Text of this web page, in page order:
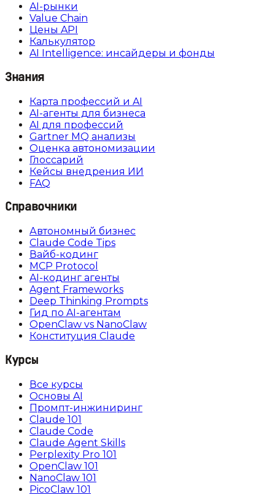
AI-рынки
Value Chain
Цены API
Калькулятор
AI Intelligence: инсайдеры и фонды
Знания
Карта профессий и AI
AI-агенты для бизнеса
AI для профессий
Gartner MQ анализы
Оценка автономизации
Глоссарий
Кейсы внедрения ИИ
FAQ
Справочники
Автономный бизнес
Claude Code Tips
Вайб-кодинг
MCP Protocol
AI-кодинг агенты
Agent Frameworks
Deep Thinking Prompts
Гид по AI-агентам
OpenClaw vs NanoClaw
Конституция Claude
Курсы
Все курсы
Основы AI
Промпт-инжиниринг
Claude 101
Claude Code
Claude Agent Skills
Perplexity Pro 101
OpenClaw 101
NanoClaw 101
PicoClaw 101